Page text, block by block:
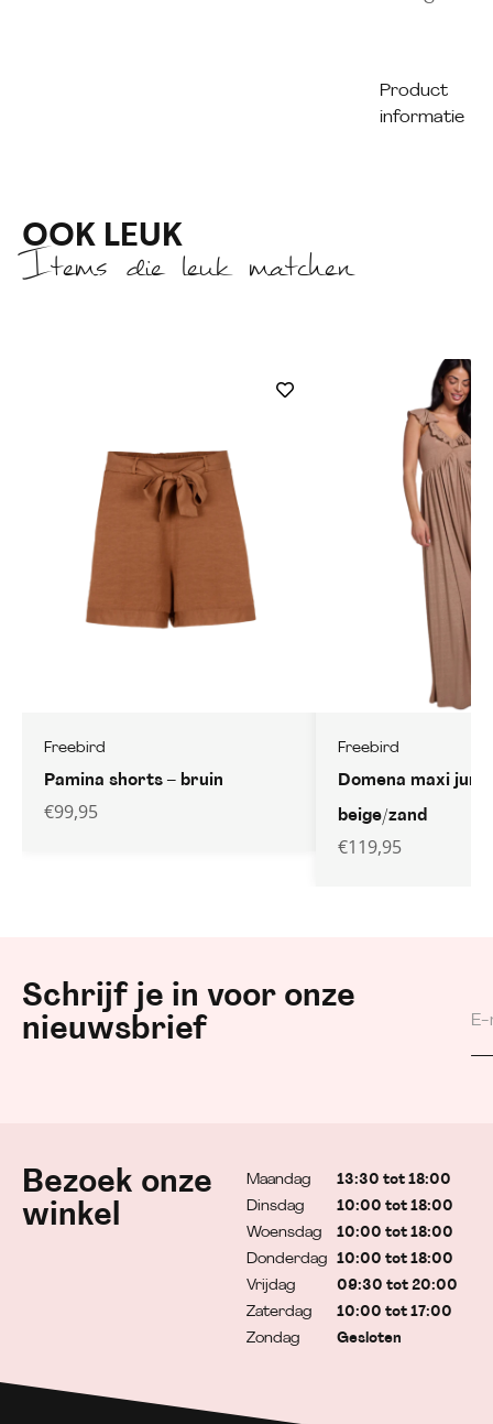
Product
informatie
OOK LEUK
Items die leuk matchen
Freebird
Pamina shorts – bruin
€99,95
Freebird
Domena maxi jurk
beige/zand
€119,95
Schrijf je in voor onze
nieuwsbrief
Bezoek onze
winkel
Maandag
Dinsdag
Woensdag
Donderdag
Vrijdag
Zaterdag
Zondag
13:30 tot 18:00
10:00 tot 18:00
10:00 tot 18:00
10:00 tot 18:00
09:30 tot 20:00
10:00 tot 17:00
Gesloten